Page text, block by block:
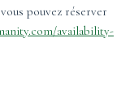
pouvez réserver
availability-